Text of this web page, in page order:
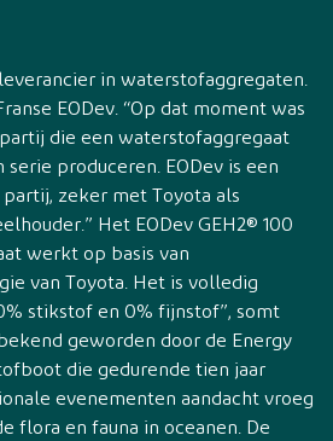
in waterstofaggregaten.
EODev. “Op dat moment was
die een waterstofaggregaat
produceren. EODev is een
zeker met Toyota als
Het EODev GEH2® 100
werkt op basis van
van Toyota. Het is volledig
stikstof en 0% fijnstof”, somt
geworden door de Energy
die gedurende tien jaar
evenementen aandacht vroeg
flora en fauna in oceanen. De